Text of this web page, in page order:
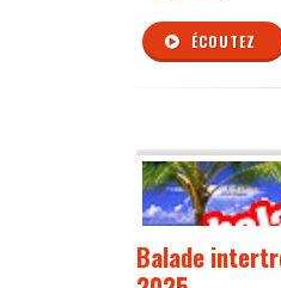
ÉCOUTEZ
Balade